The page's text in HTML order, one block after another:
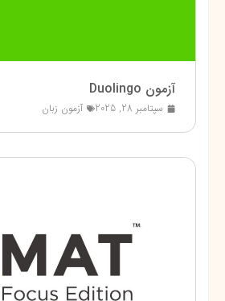
آزمون Duolingo
سپتامبر 28, 2025 آزمون زبان